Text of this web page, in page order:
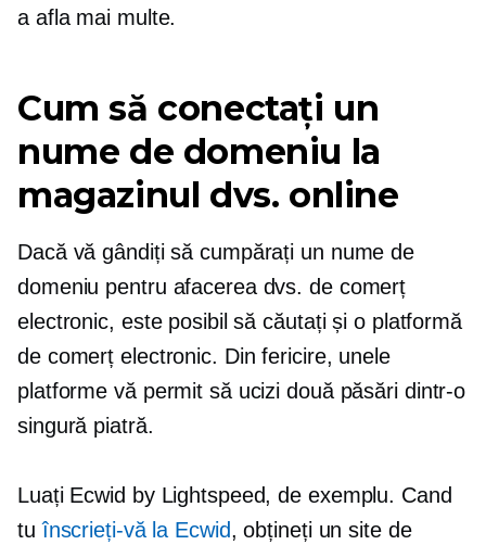
a afla mai multe.
Cum să conectați un
nume de domeniu la
magazinul dvs. online
Dacă vă gândiți să cumpărați un nume de
domeniu pentru afacerea dvs. de comerț
electronic, este posibil să căutați și o platformă
de comerț electronic. Din fericire, unele
platforme vă permit să ucizi două păsări dintr-o
singură piatră.
Luați Ecwid by Lightspeed, de exemplu. Cand
tuînscrieți-vă la Ecwid, obțineți un site de